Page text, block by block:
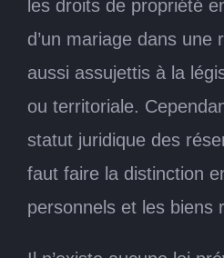
les droits de propriété
d’un mariage dans une
aussi assujettis à la
ou territoriale.
statut juridique des
faut faire la distinction
personnels et les biens